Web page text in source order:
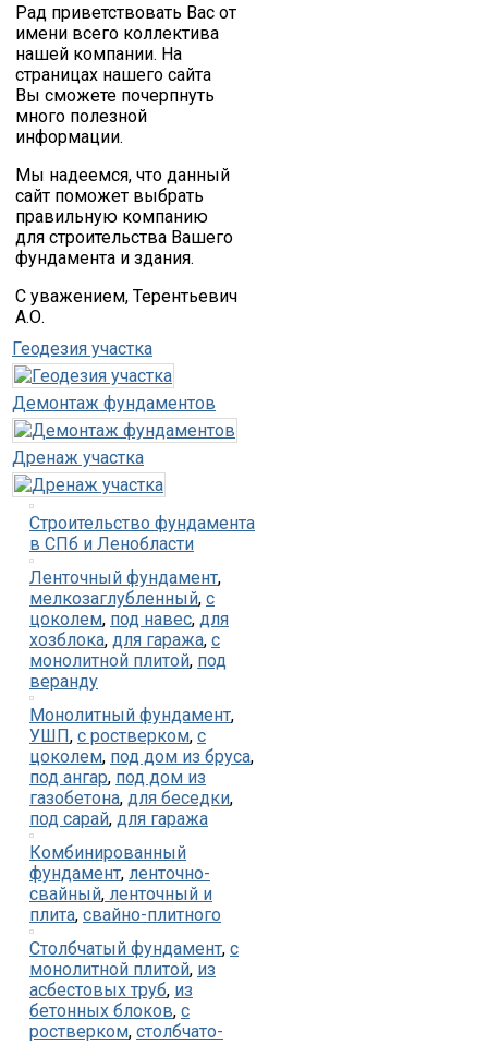
Рад приветствовать Вас от
имени всего коллектива
нашей компании. На
страницах нашего сайта
Вы сможете почерпнуть
много полезной
информации.
Мы надеемся, что данный
сайт поможет выбрать
правильную компанию
для строительства Вашего
фундамента и здания.
С уважением, Терентьевич
А.О.
Геодезия участка
Демонтаж фундаментов
Дренаж участка
Строительство фундамента
в СПб и Ленобласти
Ленточный фундамент,
мелкозаглубленный, с
цоколем, под навес, для
хозблока, для гаража, с
монолитной плитой, под
веранду
Монолитный фундамент,
УШП, с ростверком, с
цоколем, под дом из бруса,
под ангар, под дом из
газобетона, для беседки,
под сарай, для гаража
Комбинированный
фундамент, ленточно-
свайный, ленточный и
плита, свайно-плитного
Столбчатый фундамент, с
монолитной плитой, из
асбестовых труб, из
бетонных блоков, с
ростверком, столбчато-